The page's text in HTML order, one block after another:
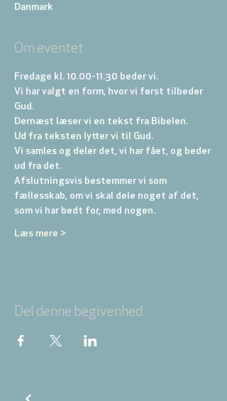
Danmark
Om eventet
Fredage kl. 10.00-11.30 beder vi.
Vi har valgt en form, hvor vi først tilbeder
Gud.
Dernæst læser vi en tekst fra Bibelen.
Ud fra teksten lytter vi til Gud.
Vi samles og deler det, vi har fået, og beder
ud fra det.
Afslutningsvis bestemmer vi som
fællesskab, om vi skal dele noget af det,
som vi har bedt for, med nogen.
Læs mere >
Del denne begivenhed